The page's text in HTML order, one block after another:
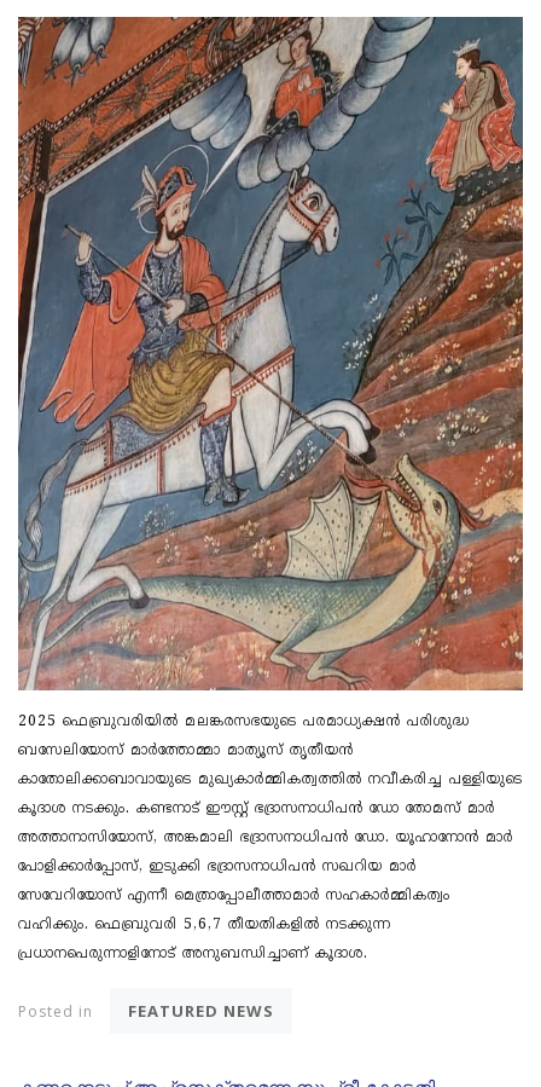
2025 ഫെബ്രുവരിയിൽ മലങ്കരസഭയുടെ പരമാധ്യക്ഷൻ പരിശുദ്ധ
ബസേലിയോസ് മാർത്തോമ്മാ മാത്യൂസ് തൃതീയൻ
കാതോലിക്കാബാവായുടെ മുഖ്യകാർമ്മികത്വത്തിൽ നവീകരിച്ച പള്ളിയുടെ
കൂദാശ നടക്കും. കണ്ടനാട് ഈസ്റ്റ് ഭ​ദ്രാസനാധിപൻ ഡോ തോമസ് മാർ
അത്താനാസിയോസ്, അങ്കമാലി ഭ​ദ്രാസനാധിപൻ ഡോ. യൂഹാനോൻ മാർ
പോളിക്കാർപ്പോസ്, ഇടുക്കി ഭ​ദ്രാസനാധിപൻ സഖറിയ മാർ
സേവേറിയോസ് എന്നീ മെത്രാപ്പോലീത്താമാർ സഹകാർമ്മികത്വം
വഹിക്കും. ഫെബ്രുവരി 5,6,7 തീയതികളിൽ നടക്കുന്ന
പ്രധാനപെരുന്നാളിനോട് അനുബന്ധിച്ചാണ് കൂദാശ.
Posted in FEATURED NEWS